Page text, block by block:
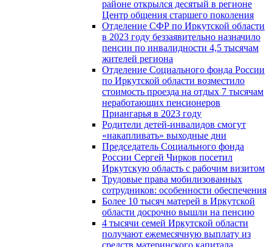
районе открылся десятый в регионе
Центр общения старшего поколения
Отделение СФР по Иркутской области
в 2023 году беззаявительно назначило
пенсии по инвалидности 4,5 тысячам
жителей региона
Отделение Социального фонда России
по Иркутской области возместило
стоимость проезда на отдых 7 тысячам
неработающих пенсионеров
Приангарья в 2023 году
Родители детей-инвалидов смогут
«накапливать» выходные дни
Председатель Социального фонда
России Сергей Чирков посетил
Иркутскую область с рабочим визитом
Трудовые права мобилизованных
сотрудников: особенности обеспечения
Более 10 тысяч матерей в Иркутской
области досрочно вышли на пенсию
4 тысячи семей Иркутской области
получают ежемесячную выплату из
средств материнского капитала